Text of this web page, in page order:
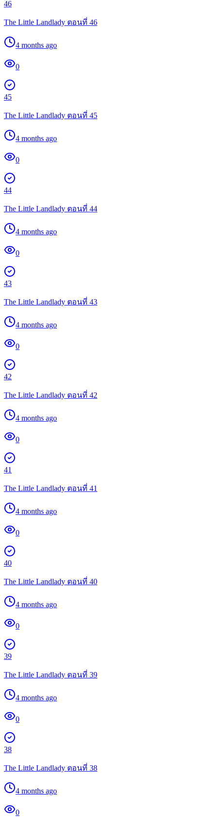
46
The Little Landlady ตอนที่ 46
4 months ago
0
45
The Little Landlady ตอนที่ 45
4 months ago
0
44
The Little Landlady ตอนที่ 44
4 months ago
0
43
The Little Landlady ตอนที่ 43
4 months ago
0
42
The Little Landlady ตอนที่ 42
4 months ago
0
41
The Little Landlady ตอนที่ 41
4 months ago
0
40
The Little Landlady ตอนที่ 40
4 months ago
0
39
The Little Landlady ตอนที่ 39
4 months ago
0
38
The Little Landlady ตอนที่ 38
4 months ago
0